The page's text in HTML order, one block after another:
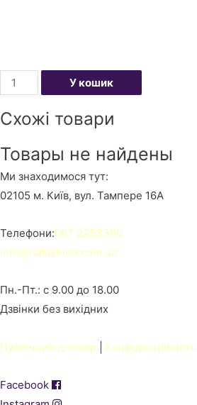
Import
placeholder
for
кількість
У кошик
Схожі товари
Товары не найдены
Ми знаходимося тут:
02105 м. Київ, вул. Тампере 16А
Телефони:067 2253300
info@natashino.com.ua
Пн.-Пт.: с 9.00 до 18.00
Дзвінки без вихідних
Публічний договір Конфіденційність
Facebook